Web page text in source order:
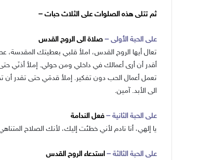
ثم تتلى هذه الصلوات على الثلاث حبات –
على الحبة الأولى – صلاة الى الروح القدس
تعال أيها الروح القدس، املأ قلبي بعطيتك المقدسة،
أقدر أن أرى أعمالك في داخلي ومن حولي. إملأ أذنَي
تعمل أعمال الحب دون تفكير. إملأ قدمَي حتى تقدر أن
الى الأبد. آمين.
على الحبة الثانية – فعل الندامة
يا إلهي، أنا نادم لأني خطئت إليك، لأنك الصلاح
على الحبة الثالثة – استدعاء الروح القدس